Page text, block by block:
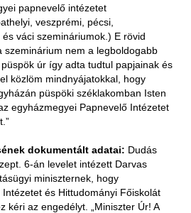
papnevelő intézetet
veszprémi, pécsi,
váci szemináriumok.) E rövid
szeminárium nem a legboldogabb
úr így adta tudtul papjainak és
közlöm mindnyájatokkal, hogy
püspöki széklakomban Isten
egyházmegyei Papnevelő Intézetet
dokumentált adatai: Dudás
6-án levelet intézett Darvas
miniszternek, hogy
és Hittudományi Főiskolát
kéri az engedélyt. „Miniszter Úr! A